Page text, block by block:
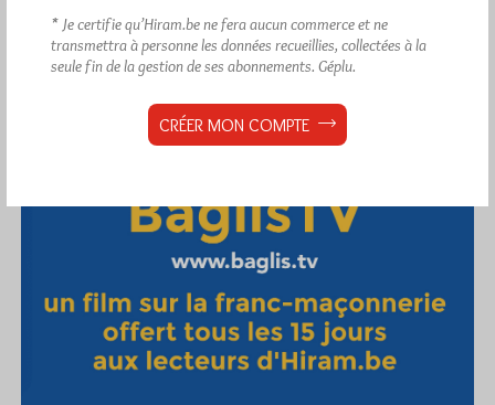
* Je certifie qu’Hiram.be ne fera aucun commerce et ne
transmettra à personne les données recueillies, collectées à la
seule fin de la gestion de ses abonnements. Géplu.
CRÉER MON COMPTE